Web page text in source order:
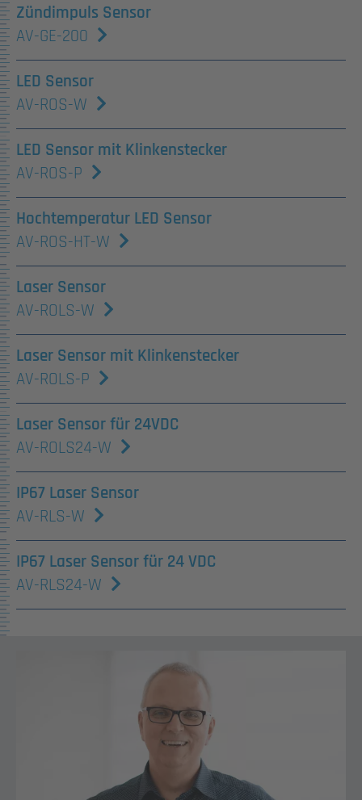
Zündimpuls Sensor
AV-GE-200
LED Sensor
AV-ROS-W
LED Sensor mit Klinkenstecker
AV-ROS-P
Hochtemperatur LED Sensor
AV-ROS-HT-W
Laser Sensor
AV-ROLS-W
Laser Sensor mit Klinkenstecker
AV-ROLS-P
Laser Sensor für 24VDC
AV-ROLS24-W
IP67 Laser Sensor
AV-RLS-W
IP67 Laser Sensor für 24 VDC
AV-RLS24-W